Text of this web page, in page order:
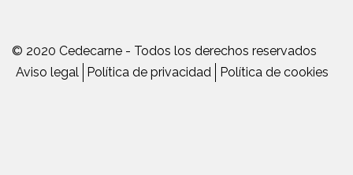
© 2020 Cedecarne - Todos los derechos reservados
Aviso legal
Política de privacidad Política de cookies